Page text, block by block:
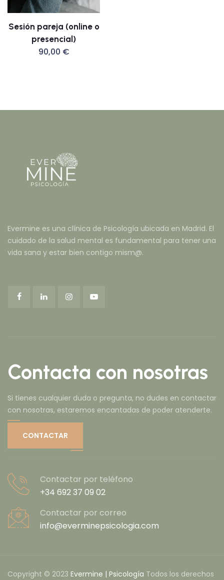
Sesión pareja (online o
presencial)
90,00 €
Evermine es una clínica de Psicología ubicada en Madrid. El
cuidado de la salud mental es fundamental para tener una
vida sana y estar bien contigo mism@.
Contacta con nosotras
Si tienes cualquier duda o pregunta, no dudes en contactar
con nosotras, estaremos encantadas de poder atenderte.
CONTACTAR
Contactar por teléfono
+34 692 37 09 02
Contactar por correo
info@everminepsicologia.com
Copyright © 2023 Evermine | Psicología Todos los derechos